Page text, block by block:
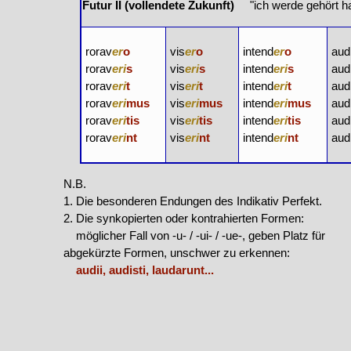
Futur II (vollendete Zukunft) "ich werde gehört
roravero
roraveris
roraverit
roraverimus
roraveritis
roraverint
visero
viseris
viserit
viserimus
viseritis
viserint
intendero
intenderis
intenderit
intenderimus
intenderitis
intenderint
N.B.
1. Die besonderen Endungen des Indikativ Perfekt.
2. Die synkopierten oder kontrahierten Formen:
möglicher Fall von -u- / -ui- / -ue-, geben Platz für
abgekürzte Formen, unschwer zu erkennen:
audii, audisti, laudarunt...